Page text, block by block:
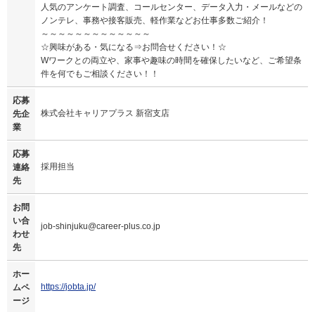
人気のアンケート調査、コールセンター、データ入力・メールなどの
ノンテレ、事務や接客販売、軽作業などお仕事多数ご紹介！
～～～～～～～～～～～～～
☆興味がある・気になる⇒お問合せください！☆
Wワークとの両立や、家事や趣味の時間を確保したいなど、ご希望条
件を何でもご相談ください！！
応募
先企
業
株式会社キャリアプラス 新宿支店
応募
連絡
先
採用担当
お問
い合
わせ
先
job-shinjuku@career-plus.co.jp
ホー
ムペ
ージ
https://jobta.jp/